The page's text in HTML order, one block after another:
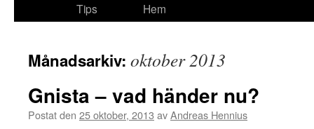
Tips
Hem
Månadsarkiv: oktober 2013
Gnista – vad händer nu?
Postat den 25 oktober, 2013 avAndreas Hennius